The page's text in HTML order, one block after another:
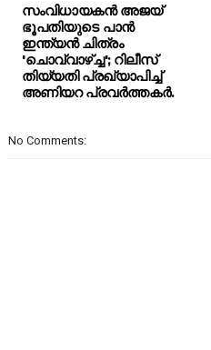
സംവിധായകൻ അജയ്
ഭൂപതിയുടെ പാൻ
ഇന്ത്യൻ ചിത്രം
'ചൊവ്വാഴ്ച്ച'; റിലീസ്
തിയ്യതി പ്രഖ്യാപിച്ച്
അണിയറ പ്രവർത്തകർ.
No Comments: